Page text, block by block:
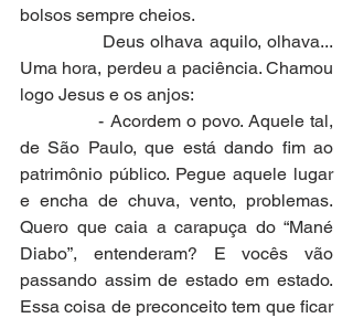
bolsos sempre cheios.
Deus olhava aquilo, olhava...
Uma hora, perdeu a paciência. Chamou
logo Jesus e os anjos:
- Acordem o povo. Aquele tal,
de São Paulo, que está dando fim ao
patrimônio público. Pegue aquele lugar
e encha de chuva, vento, problemas.
Quero que caia a carapuça do “Mané
Diabo”, entenderam? E vocês vão
passando assim de estado em estado.
Essa coisa de preconceito tem que ficar